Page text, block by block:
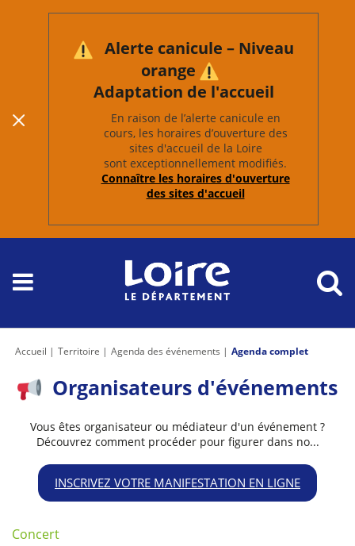
Alerte canicule – Niveau
orange
Adaptation de l'accueil
En raison de l’alerte canicule en
cours, les horaires d’ouverture des
sites d'accueil de la Loire
sont exceptionnellement modifiés.
Connaître les horaires d'ouverture
des sites d'accueil
Accueil Territoire Agenda des événements Agenda complet
Organisateurs d'événements
Vous êtes organisateur ou médiateur d'un événement ?
Découvrez comment procéder pour figurer dans no...
INSCRIVEZ VOTRE MANIFESTATION EN LIGNE
Concert